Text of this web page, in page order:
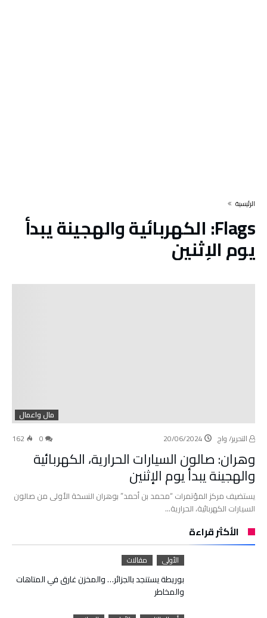
‫الرئيسية‬
Flags: الكهربائية والهجينة يبدأ
يوم الإثنين
مال واعمال
التحرير/ واج
20/06/2024
162
وهران: صالون السيارات الحرارية، الكهربائية
والهجينة يبدأ يوم الإثنين
يستضيف مركز المؤتمرات “محمد بن أحمد” بوهران النسخة الأولى من صالون
السيارات الكهربائية، الحرارية…
الأكثر قراءة
الأولى مقالات
بوريطة يستنجد بالجزائر… والمخزن غارق في المتاهات
والمخاطر